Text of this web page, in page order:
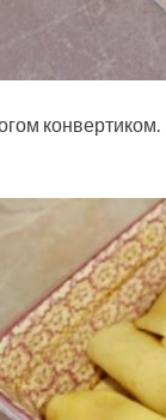
конвертиком.